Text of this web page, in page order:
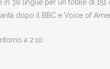
in 38 lingue per un totale di
dopo il BBC e Voice of
a 2:10.